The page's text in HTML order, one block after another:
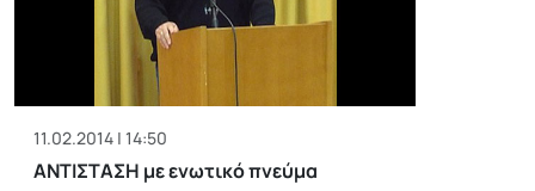
11.02.2014 | 14:50
ΑΝΤΙΣΤΑΣΗ με ενωτικό πνεύμα